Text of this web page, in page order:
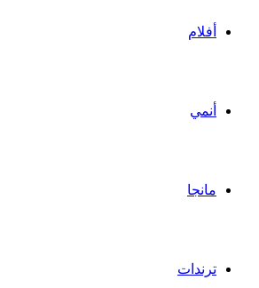
أفلام
أنمي
مانجا
ترندات